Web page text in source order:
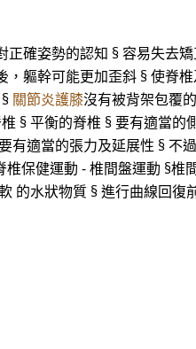
正確姿勢的認知 § 容易失去
，軀幹可能更加歪斜 § 使脊
關節炎護膝沒有被背架包覆
§ 平衡的脊椎 § 要有適當的
有適當的張力及延展性 § 不
椎保健運動 - 椎間盤運動 §
的水狀物質 § 進行曲線回復